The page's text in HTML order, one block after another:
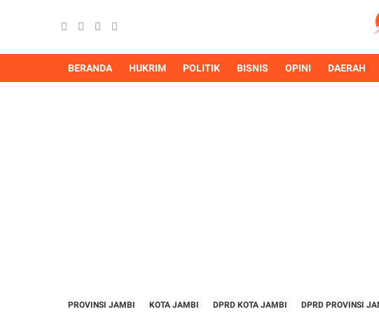
BERANDA HUKRIM POLITIK BISNIS OPINI DAERAH
PROVINSI JAMBI KOTA JAMBI DPRD KOTA JAMBI DPRD PROVINSI